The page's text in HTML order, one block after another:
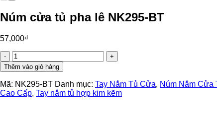
Núm cửa tủ pha lê NK295-BT
57,000₫
Núm
cửa
tủ
pha
lê
NK295-
Thêm vào giỏ hàng
Mã: NK295-BT Danh mục: Tay Nắm Tủ Cửa, Núm Nắm Cửa
Cao Cấp, Tay nắm tủ hợp kim kẽm